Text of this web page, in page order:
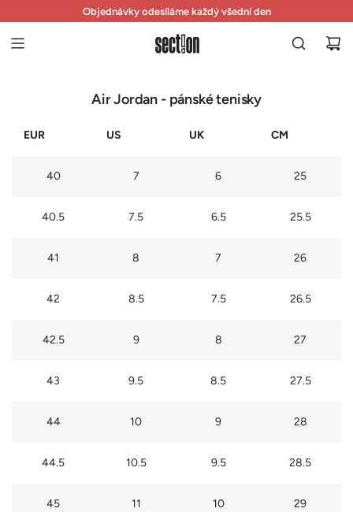
Ř
Objednávky odesíláme každý všední den
Vrácení zboží do 14 dnů zdarma
Prodejna otevřena každý den od 11 do 19 hodin
Air Jordan - pánské tenisky
EUR US UK CM
40 7 6 25
40.5 7.5 6.5 25.5
41 8 7 26
42 8.5 7.5 26.5
42.5 9 8 27
43 9.5 8.5 27.5
44 10 9 28
44.5 10.5 9.5 28.5
45 11 10 29